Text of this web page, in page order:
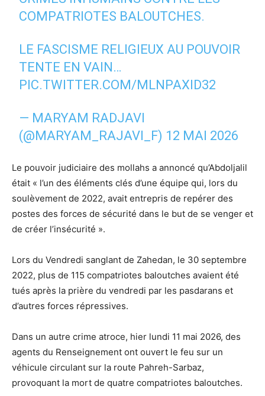
COMPATRIOTES BALOUTCHES.
LE FASCISME RELIGIEUX AU POUVOIR
TENTE EN VAIN…
PIC.TWITTER.COM/MLNPAXID32
— MARYAM RADJAVI
(@MARYAM_RAJAVI_F) 12 MAI 2026
Le pouvoir judiciaire des mollahs a annoncé qu’Abdoljalil
était « l’un des éléments clés d’une équipe qui, lors du
soulèvement de 2022, avait entrepris de repérer des
postes des forces de sécurité dans le but de se venger et
de créer l’insécurité ».
Lors du Vendredi sanglant de Zahedan, le 30 septembre
2022, plus de 115 compatriotes baloutches avaient été
tués après la prière du vendredi par les pasdarans et
d’autres forces répressives.
Dans un autre crime atroce, hier lundi 11 mai 2026, des
agents du Renseignement ont ouvert le feu sur un
véhicule circulant sur la route Pahreh-Sarbaz,
provoquant la mort de quatre compatriotes baloutches.